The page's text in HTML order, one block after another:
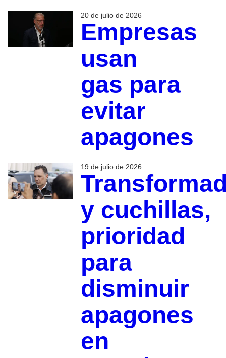
20 de julio de 2026
Empresas
usan
gas para
evitar
apagones
19 de julio de 2026
y cuchillas,
prioridad
para
disminuir
apagones
en